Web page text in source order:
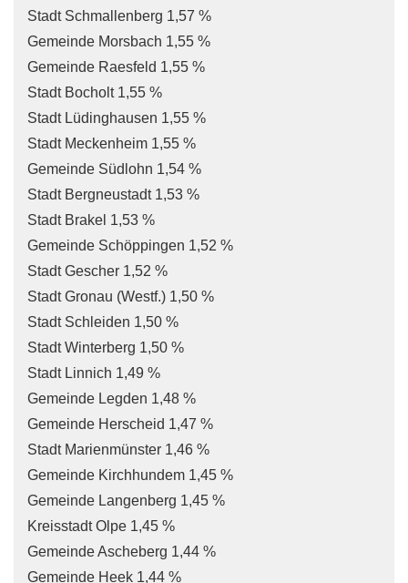
Stadt Schmallenberg 1,57 %
Gemeinde Morsbach 1,55 %
Gemeinde Raesfeld 1,55 %
Stadt Bocholt 1,55 %
Stadt Lüdinghausen 1,55 %
Stadt Meckenheim 1,55 %
Gemeinde Südlohn 1,54 %
Stadt Bergneustadt 1,53 %
Stadt Brakel 1,53 %
Gemeinde Schöppingen 1,52 %
Stadt Gescher 1,52 %
Stadt Gronau (Westf.) 1,50 %
Stadt Schleiden 1,50 %
Stadt Winterberg 1,50 %
Stadt Linnich 1,49 %
Gemeinde Legden 1,48 %
Gemeinde Herscheid 1,47 %
Stadt Marienmünster 1,46 %
Gemeinde Kirchhundem 1,45 %
Gemeinde Langenberg 1,45 %
Kreisstadt Olpe 1,45 %
Gemeinde Ascheberg 1,44 %
Gemeinde Heek 1,44 %